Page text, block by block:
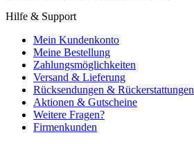
Hilfe & Support
Mein Kundenkonto
Meine Bestellung
Zahlungsmöglichkeiten
Versand & Lieferung
Rücksendungen & Rückerstattungen
Aktionen & Gutscheine
Weitere Fragen?
Firmenkunden